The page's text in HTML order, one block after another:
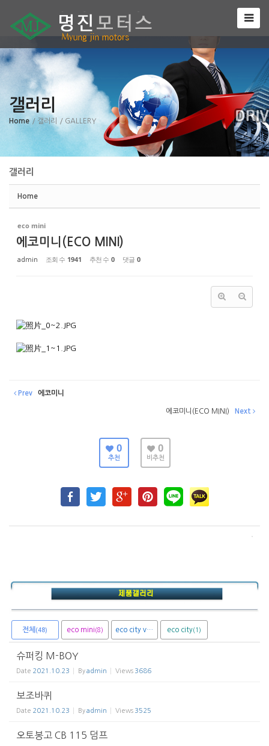
갤러리
Home / 갤러리 / GALLERY
갤러리
Home
eco mini
에코미니(ECO MINI)
admin 조회 수 1941 추천 수 0 댓글 0
Prev 에코미니
에코미니(ECO MINI) Next
0
추천
0
비추천
전체 (48) eco mini (8) eco city van eco city(1)
슈퍼킹 M-BOY
Date 2021.10.23 Byadmin Views 3686
보조바퀴
Date 2021.10.23 Byadmin Views 3525
오토봉고 CB 115 덤프
Sketchbook5, 스케치북5
Sketchbook5, 스케치북5